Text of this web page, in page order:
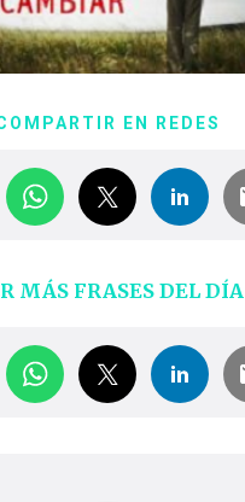
EN REDES
MÁS FRASES DEL DÍA